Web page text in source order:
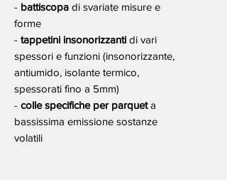
- battiscopa di svariate misure e
forme
- tappetini insonorizzanti di vari
spessori e funzioni (insonorizzante,
antiumido, isolante termico,
spessorati fino a 5mm)
- colle specifiche per parqueta
bassissima emissione sostanze
volatili